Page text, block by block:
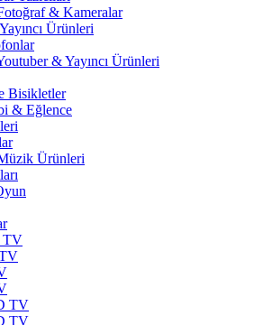
& Kameralar
Ürünleri
& Yayıncı Ürünleri
Bisikletler
& Eğlence
Ürünleri
TV
TV
TV